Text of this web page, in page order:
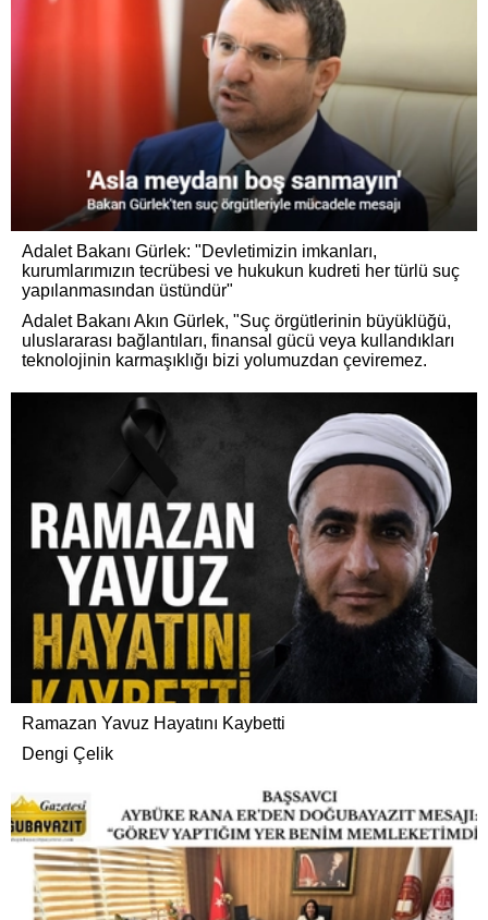
Adalet Bakanı Gürlek: "Devletimizin imkanları,
kurumlarımızın tecrübesi ve hukukun kudreti her türlü suç
yapılanmasından üstündür"
Adalet Bakanı Akın Gürlek, "Suç örgütlerinin büyüklüğü,
uluslararası bağlantıları, finansal gücü veya kullandıkları
teknolojinin karmaşıklığı bizi yolumuzdan çeviremez.
Ramazan Yavuz Hayatını Kaybetti
Dengi Çelik